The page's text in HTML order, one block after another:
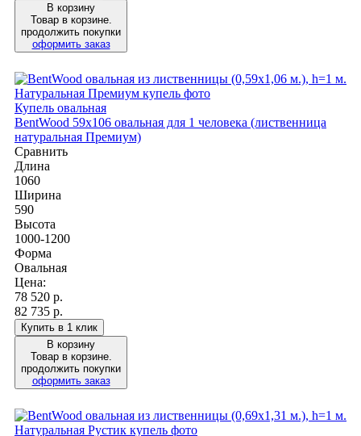
В корзину
Товар в корзине.
продолжить покупки
оформить заказ
Купель овальная
BentWood 59х106 овальная для 1 человека (лиственница
натуральная Премиум)
Сравнить
Длина
1060
Ширина
590
Высота
1000-1200
Форма
Овальная
Цена:
78 520 р.
82 735 р.
Купить в 1 клик
В корзину
Товар в корзине.
продолжить покупки
оформить заказ